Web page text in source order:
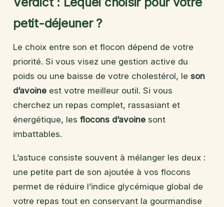
petit-déjeuner ?
Le choix entre son et flocon dépend de votre
priorité. Si vous visez une gestion active du
poids ou une baisse de votre cholestérol, le son
d’avoine est votre meilleur outil. Si vous
cherchez un repas complet, rassasiant et
énergétique, les flocons d’avoine sont
imbattables.
L’astuce consiste souvent à mélanger les deux :
une petite part de son ajoutée à vos flocons
permet de réduire l’indice glycémique global de
votre repas tout en conservant la gourmandise